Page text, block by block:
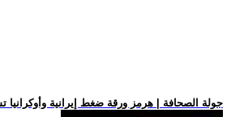
.. جولة الصحافة | هرمز ورقة ضغط إيرانية